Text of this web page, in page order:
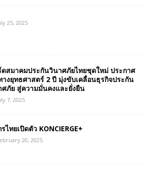
25, 2025
ดสมาคมประกันวินาศภัยไทยชุดใหม่ ประกาศ
งยุทธศาสตร์ 2 ปี มุ่งขับเคลื่อนธุรกิจประกัน
ศภัย สู่ความมั่นคงและยั่งยืน
7, 2025
ไทยเปิดตัว KONCIERGE+
20, 2025